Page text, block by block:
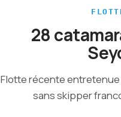
28
Flotte récente
sans skipper